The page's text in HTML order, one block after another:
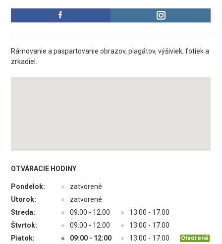
Rámovanie a paspartovanie obrazov, plagátov, výšiviek, fotiek a
zrkadiel.
OTVÁRACIE HODINY
Pondelok: ●
zatvorené
Utorok:
●
zatvorené
Streda:
● 09:00 - 12:00 ●
13:00 - 17:00
Štvrtok:
● 09:00 - 12:00 ●
13:00 - 17:00
Piatok:
● 09:00 - 12:00 ● 13:00 - 17:00 Otvorené